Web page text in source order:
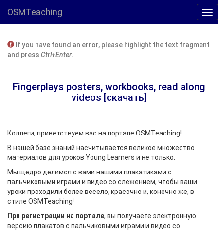
OSMTeaching
If you have found an error, please highlight the text fragment
and press Ctrl+Enter.
Fingerplays posters, workbooks, read along
videos [скачать]
Коллеги, приветствуем вас на портале OSMTeaching!
В нашей базе знаний насчитывается великое множество
материалов для уроков Young Learners и не только.
Мы щедро делимся с вами нашими плакатиками с
пальчиковыми играми и видео со слежением, чтобы ваши
уроки проходили более весело, красочно и, конечно же, в
стиле OSMTeaching!
При регистрации на портале, вы получаете электронную
версию плакатов с пальчиковыми играми и видео со